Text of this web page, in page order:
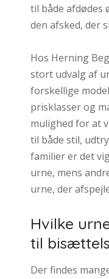
til både afdødes
den afsked, der
Hos Herning
stort udvalg af
forskellige
prisklasser og
mulighed for at
til både stil,
familier er det
urne, mens
urne, der
Hvilke
til
Der findes